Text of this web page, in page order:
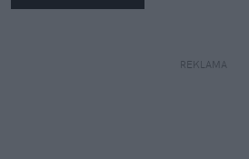
REKLAMA